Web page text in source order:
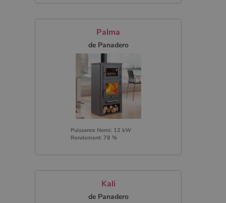
Palma
de Panadero
Puissance Nomi: 12 kW
Rendement: 78 %
Kali
de Panadero